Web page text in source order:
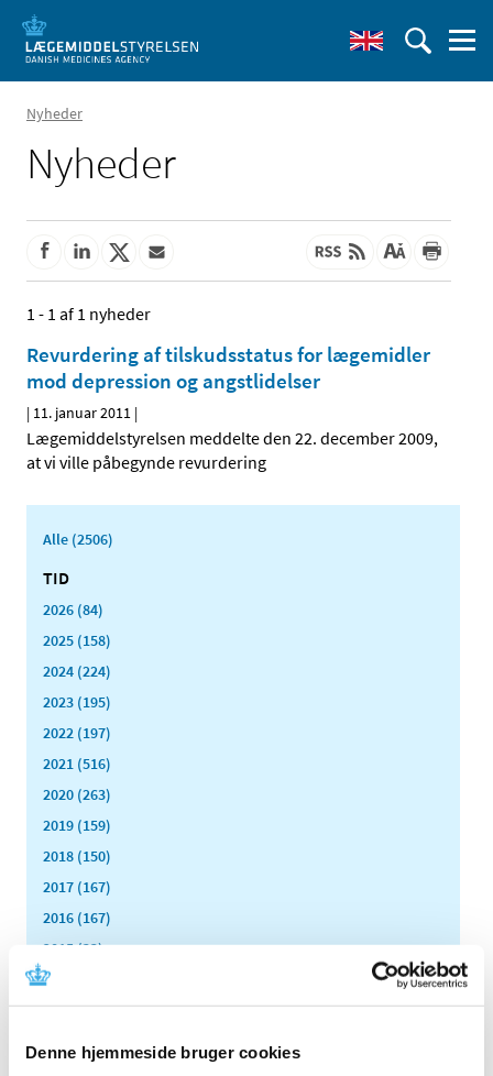
Denne hjemmeside bruger cookies
Nyheder
Nyheder
1 - 1 af 1 nyheder
Revurdering af tilskudsstatus for lægemidler
mod depression og angstlidelser
| 11. januar 2011 |
Lægemiddelstyrelsen meddelte den 22. december 2009,
at vi ville påbegynde revurdering
Alle (2506)
TID
2026 (84)
2025 (158)
2024 (224)
2023 (195)
2022 (197)
2021 (516)
2020 (263)
2019 (159)
2018 (150)
2017 (167)
2016 (167)
2015 (33)
2014 (44)
2013 (49)